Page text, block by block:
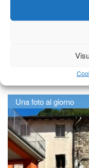
Una foto al giorno